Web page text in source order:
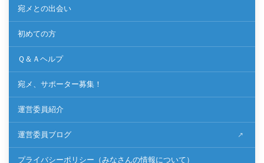
宛メとの出会い
初めての方
Ｑ＆Ａヘルプ
宛メ、サポーター募集！
運営委員紹介
運営委員ブログ
プライバシーポリシー（みなさんの情報について）